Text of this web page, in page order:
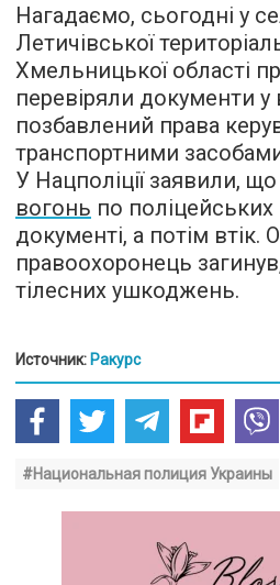
Нагадаємо, сьогодні у
Летичівської
Хмельницької області
перевіряли документи у
позбавлений права
транспортними
У Нацполіції заявили,
вогонь по поліцейських
документі, а потім втік.
правоохоронець
тілесних ушкоджень.
Источник: Ракурс
#Национальная полиция Украины